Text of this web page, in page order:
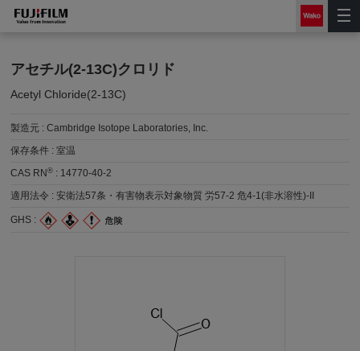
アセチル(2-13C)クロリド
Acetyl Chloride(2-13C)
製造元 :Cambridge Isotope Laboratories, Inc.
保存条件 :室温
CAS RN® : 14770-40-2
適用法令 :安衛法57条・有害物表示対象物質 労57-2 危4-1(非水溶性)-II
GHS :